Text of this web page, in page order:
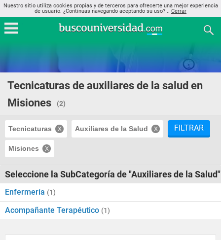
Nuestro sitio utiliza cookies propias y de terceros para ofrecerte una mejor experiencia
de usuario. ¿Continuas navegando aceptando su uso? .. Cerrar
Tecnicaturas de auxiliares de la salud en
Misiones
(2)
Tecnicaturas Auxiliares de la Salud
Misiones
FILTRAR
Seleccione la SubCategoría de "Auxiliares de la Salud"
Enfermería (1)
Acompañante Terapéutico (1)